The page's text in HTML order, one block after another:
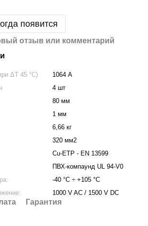
появится
отзыв или комментарий
ΔT 45 °C)
1064 А
4 шт
80 мм
1 мм
6,66 кг
320 мм2
Cu-ETP - EN 13599
ПВХ-компаунд UL 94-V0
-40 °C ÷ +105 °C
1000 V AC / 1500 V DC
Гарантия